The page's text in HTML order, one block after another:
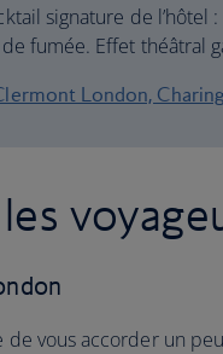
signature de
fumée. Effet théâtral
London,
de vous accorder un